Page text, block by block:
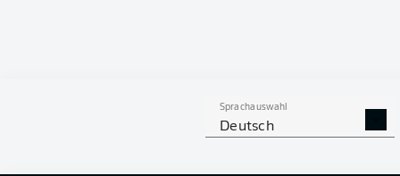
Sprachauswahl
Deutsch
die nach
An der Kaiserlinde
einmal vier Jahren